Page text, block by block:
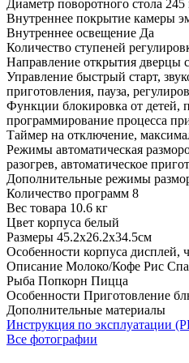
Диаметр поворотного стола
Внутреннее покрытие камеры
Внутреннее освещение Да
Количество ступеней
Направление открытия дверцы
Управление быстрый старт,
приготовления, пауза,
Функции блокировка от детей,
программирование процесса
Таймер на отключение,
Режимы автоматическая
разогрев, автоматическое
Дополнительные режимы
Количество программ 8
Вес товара 10.6 кг
Цвет корпуса белый
Размеры 45.2x26.2x34.5см
Особенности корпуса дисплей,
Описание Молоко/Кофе Рис
Рыба Попкорн Пицца
Особенности Приготовление
Дополнительные материалы
Инструкция по эксплуатации
Все фотографии